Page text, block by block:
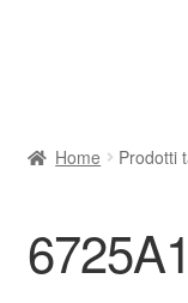
Contatto
Home Prodotti
6725A1